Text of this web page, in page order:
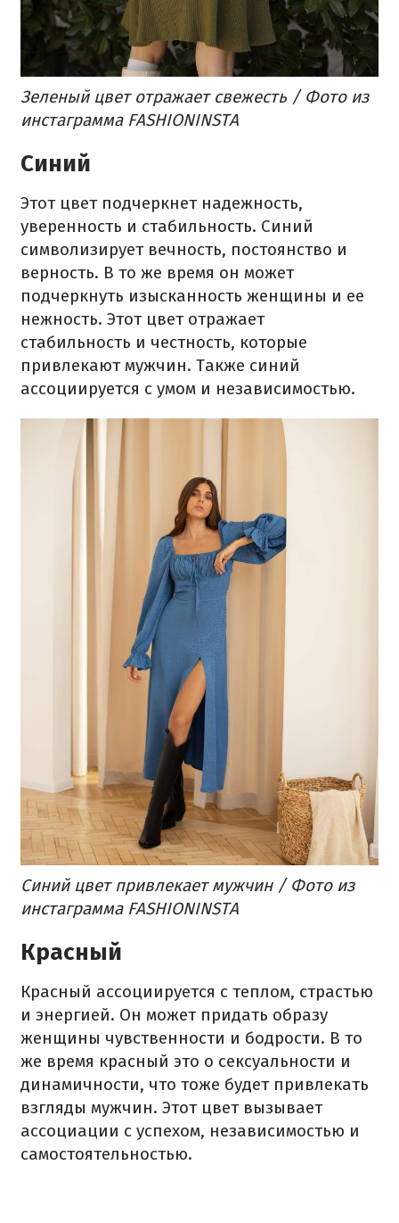
Зеленый цвет отражает свежесть / Фото из
инстаграмма FASHIONINSTA
Синий
Этот цвет подчеркнет надежность,
уверенность и стабильность. Синий
символизирует вечность, постоянство и
верность. В то же время он может
подчеркнуть изысканность женщины и ее
нежность. Этот цвет отражает
стабильность и честность, которые
привлекают мужчин. Также синий
ассоциируется с умом и независимостью.
Синий цвет привлекает мужчин / Фото из
инстаграмма FASHIONINSTA
Красный
Красный ассоциируется с теплом, страстью
и энергией. Он может придать образу
женщины чувственности и бодрости. В то
же время красный это о сексуальности и
динамичности, что тоже будет привлекать
взгляды мужчин. Этот цвет вызывает
ассоциации с успехом, независимостью и
самостоятельностью.